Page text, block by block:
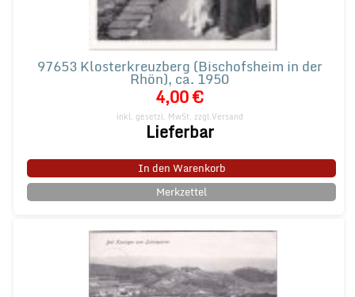
97653 Klosterkreuzberg (Bischofsheim in der
Rhön), ca. 1950
4,00 €
inkl. gesetzl. MwSt. zzgl.Versand
Lieferbar
In den Warenkorb
Merkzettel